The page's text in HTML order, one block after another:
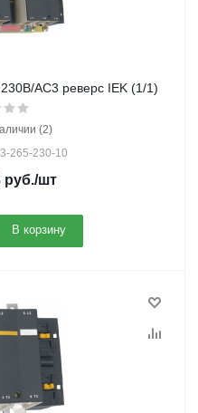
АС3 реверс IEK (1/1)
(2)
265-230-10
руб./шт
В корзину